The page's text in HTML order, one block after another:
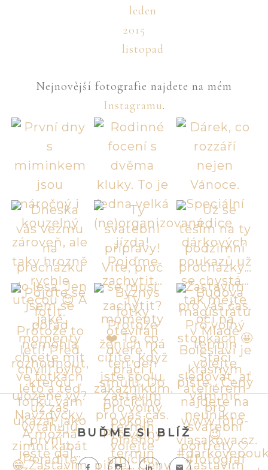
leden
2015
listopad
Nejnovější fotografie najdete na mém
Instagramu.
BUĎME SI BLÍŽ